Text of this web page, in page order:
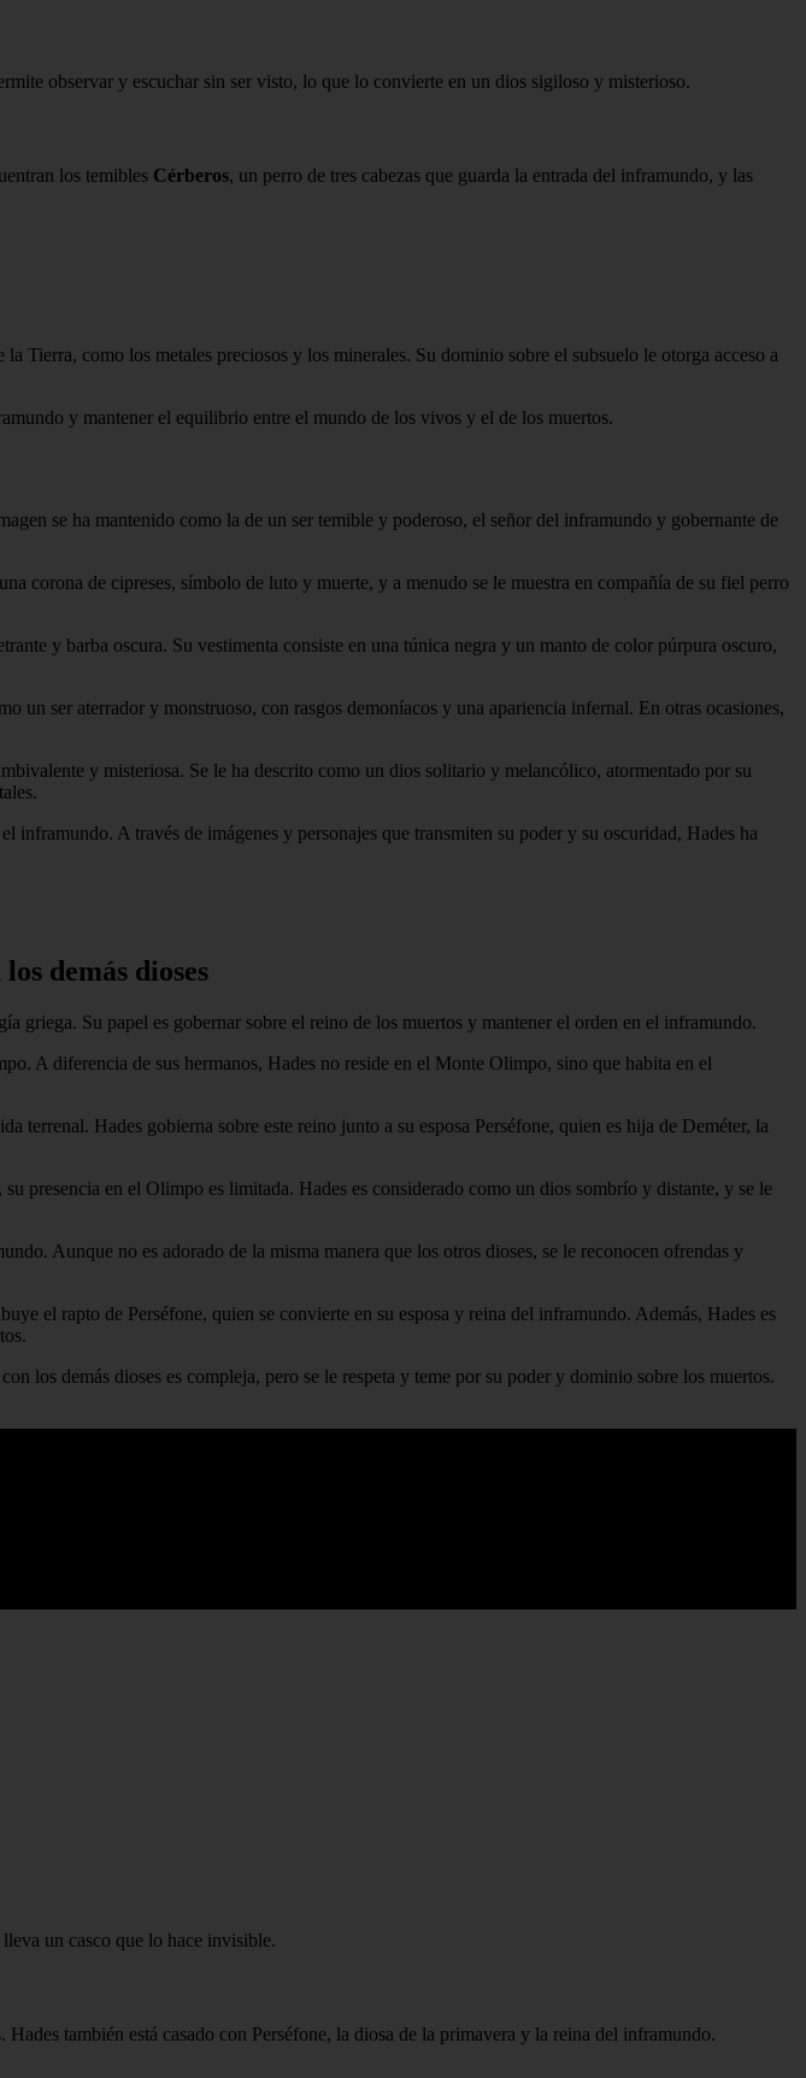
observar y escuchar sin ser visto, lo que lo convierte en un dios sigiloso y misterioso.
los temibles Cérberos, un perro de tres cabezas que guarda la entrada del inframundo, y las
la Tierra, como los metales preciosos y los minerales. Su dominio sobre el subsuelo le otorga acceso a
y mantener el equilibrio entre el mundo de los vivos y el de los muertos.
se ha mantenido como la de un ser temible y poderoso, el señor del inframundo y gobernante de
corona de cipreses, símbolo de luto y muerte, y a menudo se le muestra en compañía de su fiel perro
y barba oscura. Su vestimenta consiste en una túnica negra y un manto de color púrpura oscuro,
un ser aterrador y monstruoso, con rasgos demoníacos y una apariencia infernal. En otras ocasiones,
y misteriosa. Se le ha descrito como un dios solitario y melancólico, atormentado por su
A través de imágenes y personajes que transmiten su poder y su oscuridad, Hades ha
demás dioses
griega. Su papel es gobernar sobre el reino de los muertos y mantener el orden en el inframundo.
A diferencia de sus hermanos, Hades no reside en el Monte Olimpo, sino que habita en el
terrenal. Hades gobierna sobre este reino junto a su esposa Perséfone, quien es hija de Deméter, la
presencia en el Olimpo es limitada. Hades es considerado como un dios sombrío y distante, y se le
Aunque no es adorado de la misma manera que los otros dioses, se le reconocen ofrendas y
el rapto de Perséfone, quien se convierte en su esposa y reina del inframundo. Además, Hades es
los demás dioses es compleja, pero se le respeta y teme por su poder y dominio sobre los muertos.
un casco que lo hace invisible.
también está casado con Perséfone, la diosa de la primavera y la reina del inframundo.